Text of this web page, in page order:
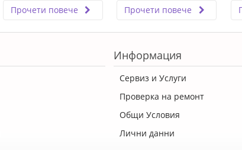
Прочети повече
Прочети повече
Информация
Сервиз и Услуги
Проверка на ремонт
Общи Условия
Лични данни